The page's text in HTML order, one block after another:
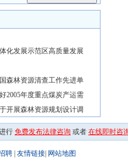
化发展示范区高质量发展
森林资源清查工作先进单
2005年度重点煤炭产运需
开展森林资源规划设计调
行 免费发布法律咨询 或者 在线即时咨
聘| 友情链接| 网站地图